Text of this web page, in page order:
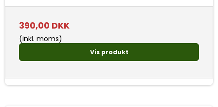
390,00 DKK
(inkl. moms)
Vis produkt